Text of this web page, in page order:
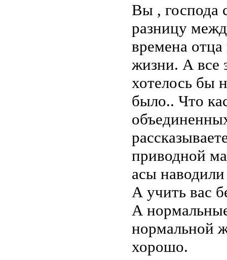
Вы , господа
разницу
времена отца
жизни. А все
хотелось бы
было.. Что
приводной
асы
А учить вас
А
нормальной
хорошо.